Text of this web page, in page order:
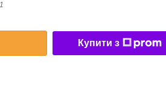
Купити з